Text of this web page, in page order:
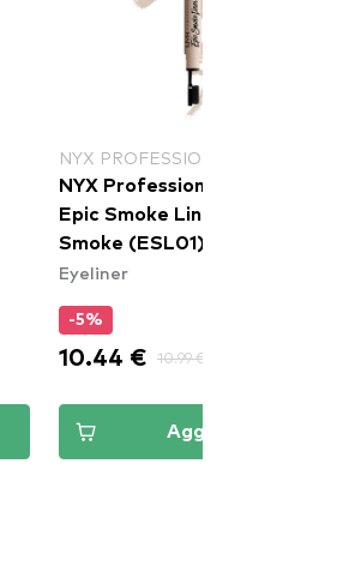
NYX PROFESSIONAL MAKEUP
NYX Professional Makeup
Epic Smoke Liner - White
Smoke (ESL01)
Eyeliner
-5%
10.44 € 10.99 €
Aggiungi